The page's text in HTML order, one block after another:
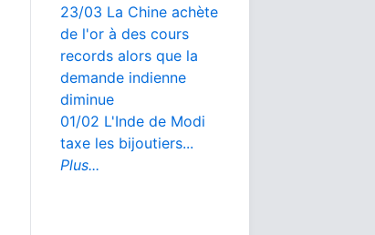
23/03 La Chine achète
de l'or à des cours
records alors que la
demande indienne
diminue
01/02 L'Inde de Modi
taxe les bijoutiers...
Plus...